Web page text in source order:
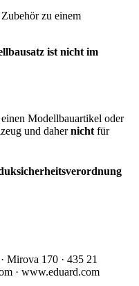
zu einem
ist nicht im
Modellbauartikel oder
und dahernicht für
Mirova 170 · 435 21
· www.eduard.com